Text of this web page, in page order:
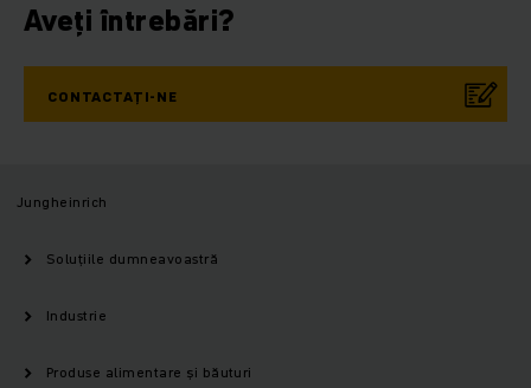
Aveți întrebări?
CONTACTAȚI-NE
Jungheinrich
Soluțiile dumneavoastră
Industrie
Produse alimentare și băuturi